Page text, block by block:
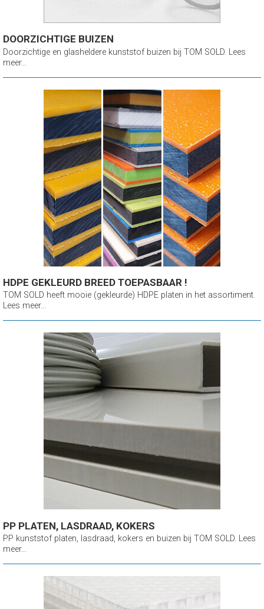
DOORZICHTIGE BUIZEN
Doorzichtige en glasheldere kunststof buizen bij TOM SOLD. Lees
meer...
HDPE GEKLEURD BREED TOEPASBAAR !
TOM SOLD heeft mooie (gekleurde) HDPE platen in het assortiment.
Lees meer...
PP PLATEN, LASDRAAD, KOKERS
PP kunststof platen, lasdraad, kokers en buizen bij TOM SOLD. Lees
meer...